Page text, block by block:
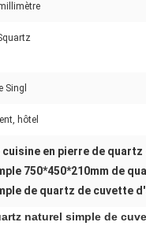
Singl
hôtel
cuisine en pierre de
750*450*210mm de
de quartz de cuvette
naturel simple de